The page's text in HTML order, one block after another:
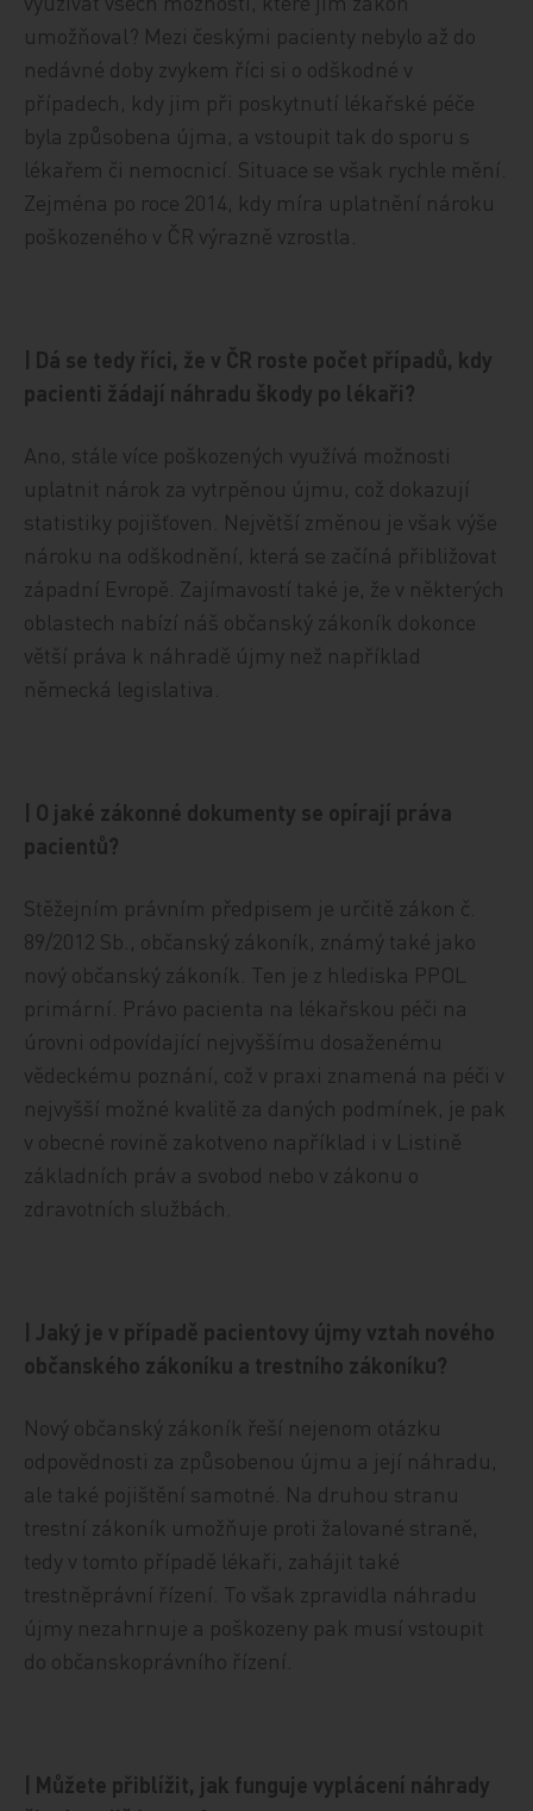
umožňoval? Mezi českými pacienty nebylo až do
nedávné doby zvykem říci si o odškodné v
případech, kdy jim při poskytnutí lékařské péče
byla způsobena újma, a vstoupit tak do sporu s
lékařem či nemocnicí. Situace se však rychle mění.
Zejména po roce 2014, kdy míra uplatnění nároku
poškozeného v ČR výrazně vzrostla.
| Dá se tedy říci, že v ČR roste počet případů, kdy
pacienti žádají náhradu škody po lékaři?
Ano, stále více poškozených využívá možnosti
uplatnit nárok za vytrpěnou újmu, což dokazují
statistiky pojišťoven. Největší změnou je však výše
nároku na odškodnění, která se začíná přibližovat
západní Evropě. Zajímavostí také je, že v některých
oblastech nabízí náš občanský zákoník dokonce
větší práva k náhradě újmy než například
německá legislativa.
| O jaké zákonné dokumenty se opírají práva
pacientů?
Stěžejním právním předpisem je určitě zákon č.
89/2012 Sb., občanský zákoník, známý také jako
nový občanský zákoník. Ten je z hlediska PPOL
primární. Právo pacienta na lékařskou péči na
úrovni odpovídající nejvyššímu dosaženému
vědeckému poznání, což v praxi znamená na péči v
nejvyšší možné kvalitě za daných podmínek, je pak
v obecné rovině zakotveno například i v Listině
základních práv a svobod nebo v zákonu o
zdravotních službách.
| Jaký je v případě pacientovy újmy vztah nového
občanského zákoníku a trestního zákoníku?
Nový občanský zákoník řeší nejenom otázku
odpovědnosti za způsobenou újmu a její náhradu,
ale také pojištění samotné. Na druhou stranu
trestní zákoník umožňuje proti žalované straně,
tedy v tomto případě lékaři, zahájit také
trestněprávní řízení. To však zpravidla náhradu
újmy nezahrnuje a poškozeny pak musí vstoupit
do občanskoprávního řízení.
| Můžete přiblížit, jak funguje vyplácení náhrady